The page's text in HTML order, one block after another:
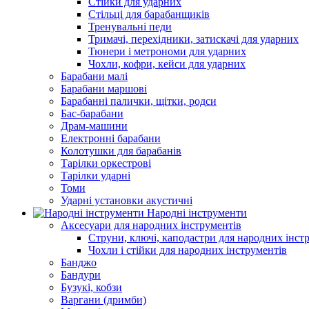
Стільці для барабанщиків
Тренувальні педи
Тримачі, перехідники, затискачі для ударних
Тюнери і метрономи для ударних
Чохли, кофри, кейси для ударних
Барабани малі
Барабани маршові
Барабанні палички, щітки, родси
Бас-барабани
Драм-машини
Електронні барабани
Колотушки для барабанів
Тарілки оркестрові
Тарілки ударні
Томи
Ударні установки акустичні
Народні інструменти
Аксесуари для народних інструментів
Струни, ключі, каподастри для народних
Чохли і стійки для народних інструментів
Банджо
Бандури
Бузукі, кобзи
Варгани (дримби)